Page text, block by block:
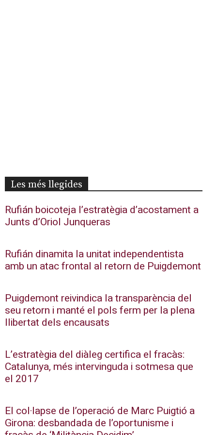
Les més llegides
Rufián boicoteja l’estratègia d’acostament a
Junts d’Oriol Junqueras
Rufián dinamita la unitat independentista
amb un atac frontal al retorn de Puigdemont
Puigdemont reivindica la transparència del
seu retorn i manté el pols ferm per la plena
llibertat dels encausats
L’estratègia del diàleg certifica el fracàs:
Catalunya, més intervinguda i sotmesa que
el 2017
El col·lapse de l’operació de Marc Puigtió a
Girona: desbandada de l’oportunisme i